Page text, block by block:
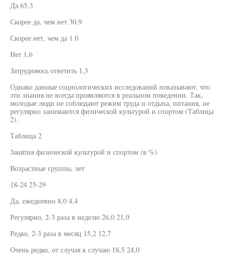
Да 65,3
Скорее да, чем нет 30,9
Скорее нет, чем да 1.0
Нет 1,6
Затрудняюсь ответить 1,3
Однако данные социологических исследований показывают, что
эти знания не всегда проявляются в реальном поведении. Так,
молодые люди не соблюдают режим труда и отдыха, питания, не
регулярно занимаются физической культурой и спортом (Таблица
2).
Таблица 2
Занятия физической культурой и спортом (в %)
Возрастные группы, лет
18-24 25-29
Да, ежедневно 8,0 4,4
Регулярно, 2-3 раза в неделю 26,0 21,0
Редко, 2-3 раза в месяц 15,2 12,7
Очень редко, от случая к случаю 18,5 24,0